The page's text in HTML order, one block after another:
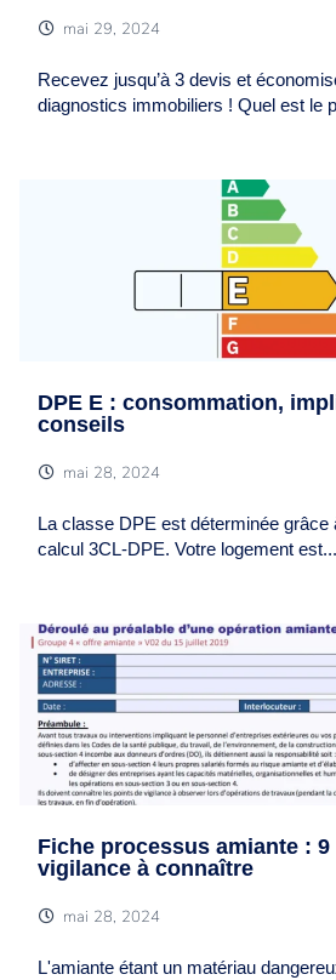
mai 29, 2024
Recevez jusqu’à 3 devis et
diagnostics immobiliers ! Quel est le
DPE E : consommation,
conseils
mai 28, 2024
La classe DPE est déterminée grâce
calcul 3CL-DPE. Votre logement est...
Fiche processus amiante :
vigilance à connaître
mai 28, 2024
L'amiante étant un matériau